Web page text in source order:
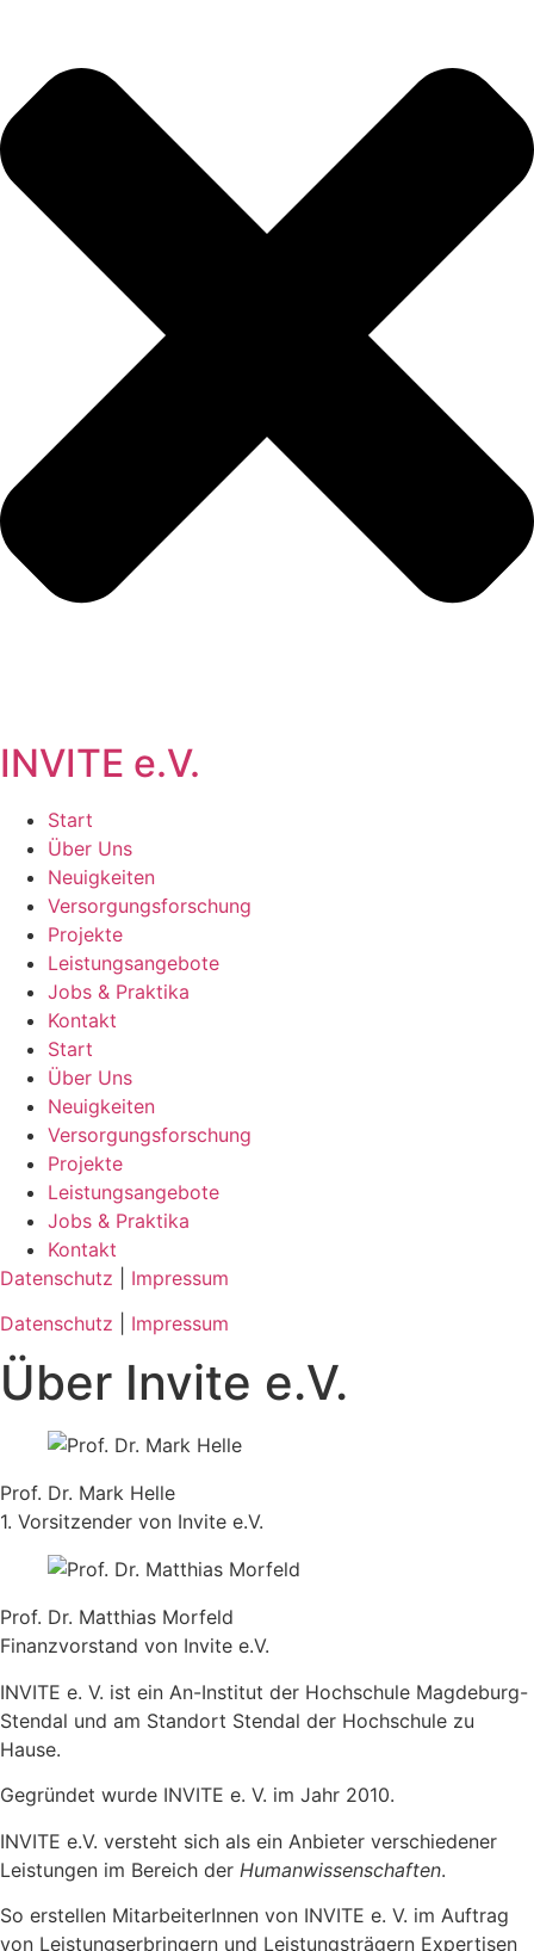
INVITE e.V.
Start
Über Uns
Neuigkeiten
Versorgungs­forschung
Projekte
Leistungsangebote
Jobs & Praktika
Kontakt
Start
Über Uns
Neuigkeiten
Versorgungs­forschung
Projekte
Leistungsangebote
Jobs & Praktika
Kontakt
Datenschutz
Impressum
Datenschutz
Impressum
Über Invite e.V.
Prof. Dr. Mark Helle
1. Vorsitzender von Invite e.V.
Prof. Dr. Matthias Morfeld
Finanzvorstand von Invite e.V.
INVITE e. V. ist ein An-Institut der Hochschule Magdeburg-
Stendal und am Standort Stendal der Hochschule zu
Hause.
Gegründet wurde INVITE e. V. im Jahr 2010.
INVITE e.V. versteht sich als ein Anbieter verschiedener
Leistungen im Bereich der Humanwissenschaften.
So erstellen MitarbeiterInnen von INVITE e. V. im Auftrag
von Leistungserbringern und Leistungsträgern Expertisen